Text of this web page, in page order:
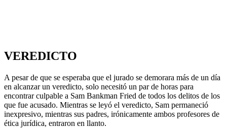
VEREDICTO
A pesar de que se esperaba que el jurado se demorara más de un día
en alcanzar un veredicto, solo necesitó un par de horas para
encontrar culpable a Sam Bankman Fried de todos los delitos de los
que fue acusado. Mientras se leyó el veredicto, Sam permaneció
inexpresivo, mientras sus padres, irónicamente ambos profesores de
ética jurídica, entraron en llanto.